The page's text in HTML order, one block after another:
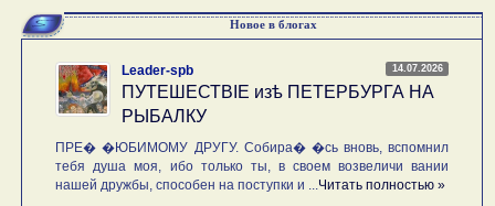
Новое в блогах
14.07.2026
Leader-spb
ПУТЕШЕСТВIE изѣ ПЕТЕРБУРГА НА
РЫБАЛКУ
ПРЕ� �ЮБИМОМУ ДРУГУ. Собира� �сь вновь, вспомнил
тебя душа моя, ибо только ты, в своем возвеличи вании
нашей дружбы, способен на поступки и ... Читать полностью »